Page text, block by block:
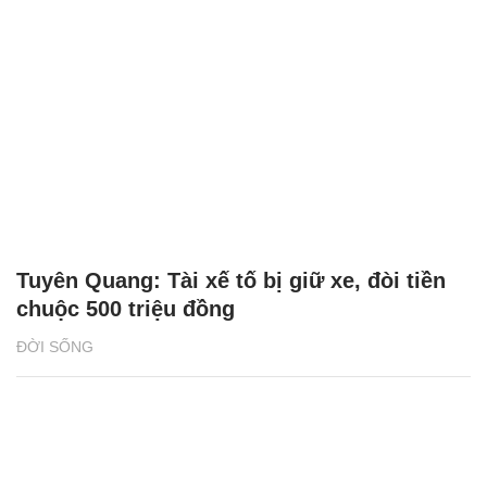
ĐỜI SỐNG
Tuyên Quang: Tài xế tố bị giữ xe, đòi tiền
chuộc 500 triệu đồng